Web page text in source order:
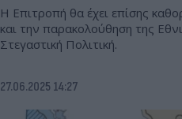
Η Επιτροπή θα έχει επίσης
και την παρακολούθηση της
Στεγαστική Πολιτική.
27.06.2025 14:27